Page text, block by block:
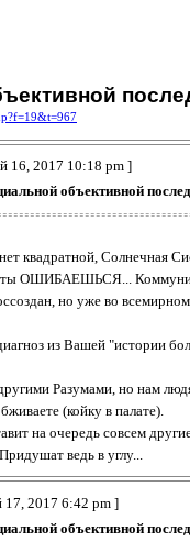
16, 2017 10:18 pm ]
объективной
квадратной, Солнечная
ОШИБАЕШЬСЯ...
но уже во
из Вашей "истории
другими Разумами, но нам
(койку в палате).
на очередь совсем
ведь в углу...
17, 2017 6:42 pm ]
объективной